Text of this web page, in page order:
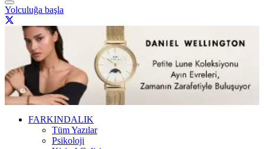
Yolculuğa başla
FARKINDALIK
Tüm Yazılar
Psikoloji